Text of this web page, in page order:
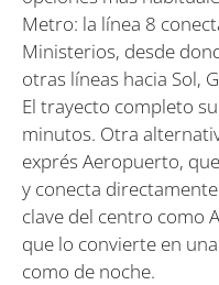
Metro: la línea 8
Ministerios, desde
otras líneas hacia Sol,
El trayecto completo
minutos. Otra
exprés Aeropuerto,
y conecta
clave del centro como
que lo convierte en
como de noche.